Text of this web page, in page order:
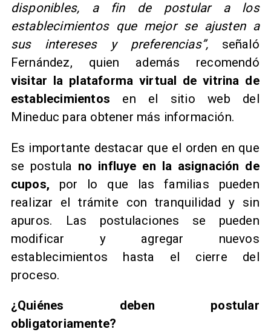
disponibles, a fin de postular a los
establecimientos que mejor se ajusten a
sus intereses y preferencias”, señaló
Fernández, quien además recomendó
visitar la plataforma virtual de vitrina de
establecimientos en el sitio web del
Mineduc para obtener más información.
Es importante destacar que el orden en que
se postula no influye en la asignación de
cupos, por lo que las familias pueden
realizar el trámite con tranquilidad y sin
apuros. Las postulaciones se pueden
modificar y agregar nuevos
establecimientos hasta el cierre del
proceso.
¿Quiénes deben postular
obligatoriamente?